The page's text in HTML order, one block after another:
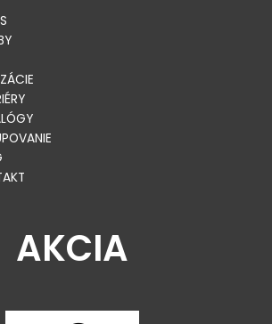
AKCIA